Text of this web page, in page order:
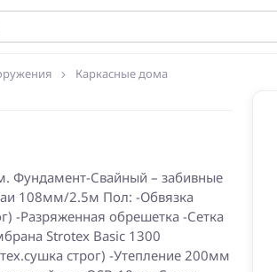
Каркасные дома
Фундамент-Свайный – забивные
108мм/2.5м Пол: -Обвязка
-Разряженная обрешетка -Сетка
Strotex Basic 1300
строг) -Утепление 200мм